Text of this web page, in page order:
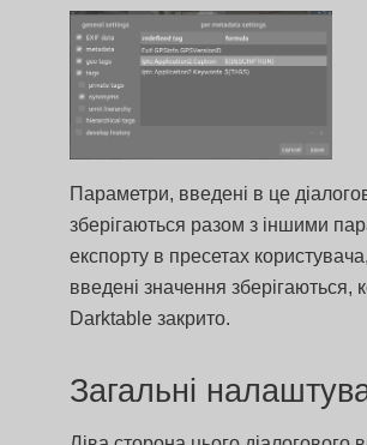
Параметри, введені в це
зберігаються разом з іншими
експорту в пресетах
введені значення зберігаються,
Darktable закрито.
Загальні